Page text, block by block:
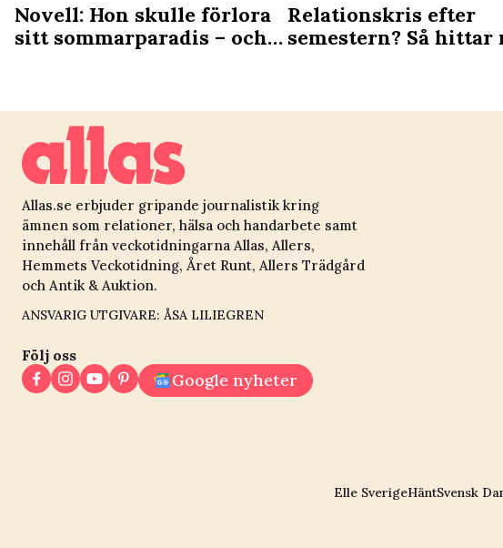
Novell: Hon skulle förlora
sitt sommarparadis – och
Relationskris efter
semestern? Så hittar
Allas.se erbjuder gripande journalistik kring
ämnen som relationer, hälsa och handarbete samt
innehåll från veckotidningarna Allas, Allers,
Hemmets Veckotidning, Året Runt, Allers Trädgård
och Antik & Auktion.
ANSVARIG UTGIVARE: ÅSA LILIEGREN
Följ oss
Google nyheter
Elle SverigeHäntSvensk